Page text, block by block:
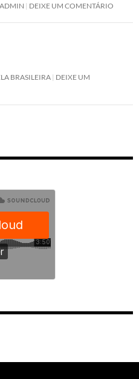
ADMIN DEIXE UM COMENTÁRIO
BRASILEIRA
DEIXE UM